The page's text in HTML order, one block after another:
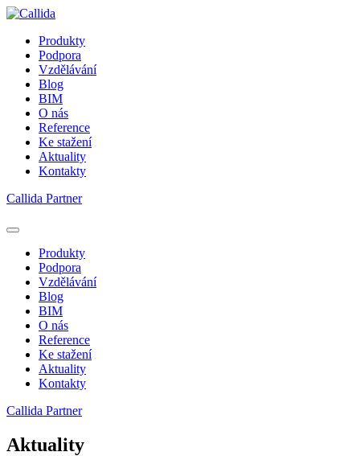
Produkty
Podpora
Vzdělávání
Blog
BIM
O nás
Reference
Ke stažení
Aktuality
Kontakty
Callida Partner
Produkty
Podpora
Vzdělávání
Blog
BIM
O nás
Reference
Ke stažení
Aktuality
Kontakty
Callida Partner
Aktuality